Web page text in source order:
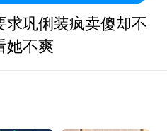
求巩俐装疯卖傻却不
她不爽